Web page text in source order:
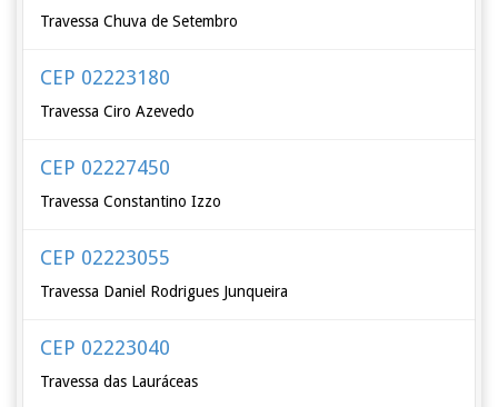
Travessa Chuva de Setembro
CEP 02223180
Travessa Ciro Azevedo
CEP 02227450
Travessa Constantino Izzo
CEP 02223055
Travessa Daniel Rodrigues Junqueira
CEP 02223040
Travessa das Lauráceas